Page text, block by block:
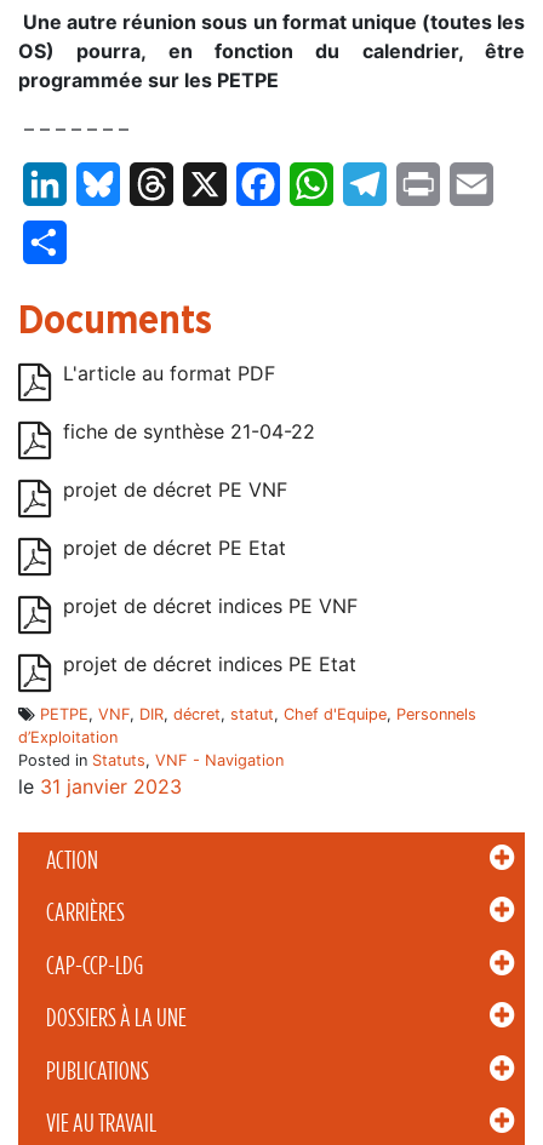
ACTION
CARRIÈRES
CAP-CCP-LDG
DOSSIERS À LA UNE
PUBLICATIONS
VIE AU TRAVAIL
Une autre réunion sous un format unique (toutes les
OS) pourra, en fonction du calendrier, être
programmée sur les PETPE
– – – – – – –
LinkedInBluesky Threads FacebookWhatsAppTelegram
Print
Documents
L'article au format PDF
fiche de synthèse 21-04-22
projet de décret PE VNF
projet de décret PE Etat
projet de décret indices PE VNF
projet de décret indices PE Etat
PETPE, VNF, DIR, décret, statut, Chef d'Equipe, Personnels
d’Exploitation
Posted in Statuts, VNF - Navigation
le 31 janvier 2023